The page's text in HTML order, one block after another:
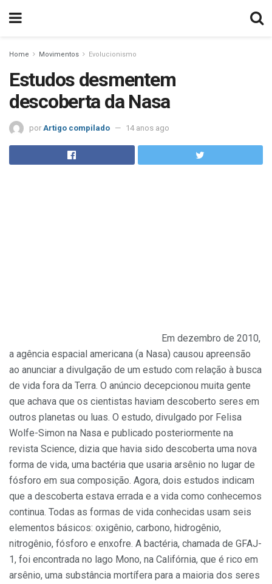
Home Movimentos Evolucionismo
Estudos desmentem
descoberta da Nasa
por Artigo compilado 14 anos ago
Em dezembro de 2010,
a agência espacial americana (a Nasa) causou apreensão
ao anunciar a divulgação de um estudo com relação à busca
de vida fora da Terra. O anúncio decepcionou muita gente
que achava que os cientistas haviam descoberto seres em
outros planetas ou luas. O estudo, divulgado por Felisa
Wolfe-Simon na Nasa e publicado posteriormente na
revista Science, dizia que havia sido descoberta uma nova
forma de vida, uma bactéria que usaria arsênio no lugar de
fósforo em sua composição. Agora, dois estudos indicam
que a descoberta estava errada e a vida como conhecemos
continua. Todas as formas de vida conhecidas usam seis
elementos básicos: oxigênio, carbono, hidrogênio,
nitrogênio, fósforo e enxofre. A bactéria, chamada de GFAJ-
1, foi encontrada no lago Mono, na Califórnia, que é rico em
arsênio, uma substância mortífera para a maioria dos seres